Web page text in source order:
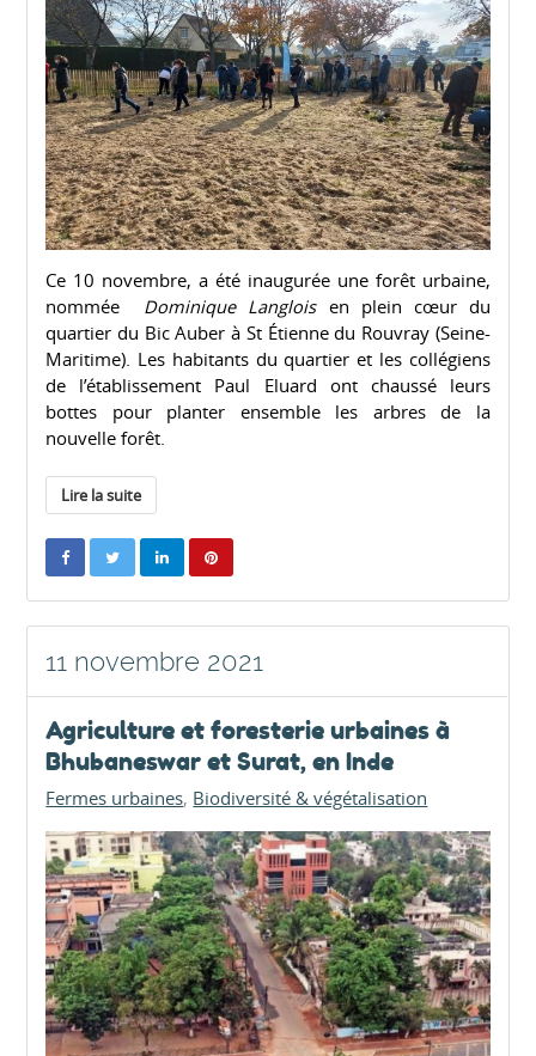
Ce 10 novembre, a été inaugurée une forêt urbaine,
nommée Dominique Langloisen plein cœur du
quartier du Bic Auber à St Étienne du Rouvray (Seine-
Maritime). Les habitants du quartier et les collégiens
de l’établissement Paul Eluard ont chaussé leurs
bottes pour planter ensemble les arbres de la
nouvelle forêt.
Lire la suite
11 novembre 2021
Agriculture et foresterie urbaines à
Bhubaneswar et Surat, en Inde
Fermes urbaines Biodiversité & végétalisation